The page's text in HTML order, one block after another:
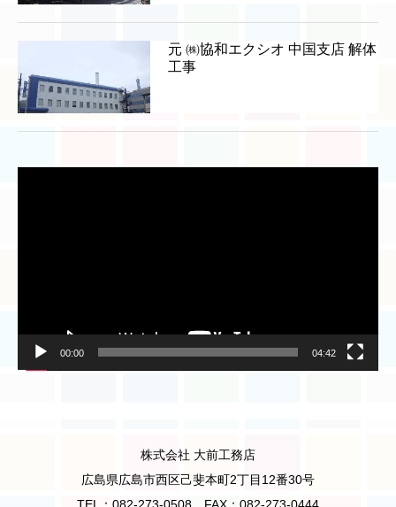
元 ㈱協和エクシオ 中国支店 解体
工事
動
00:00 04:42
株式会社 大前工務店
広島県広島市西区己斐本町2丁目12番30号